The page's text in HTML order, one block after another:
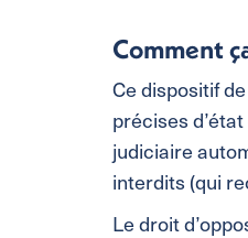
Comment
Ce dispositif
précises
judiciaire
interdits (qui
Le droit